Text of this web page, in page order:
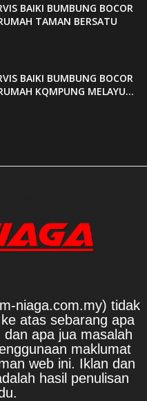
BAIKI BUMBUNG BOCOR
TAMAN BERSATU
BAIKI BUMBUNG BOCOR
KQMPUNG MELAYU...
niaga.com.my) tidak
atas sebarang apa
apa jua masalah
maklumat
web ini. Iklan dan
hasil penulisan